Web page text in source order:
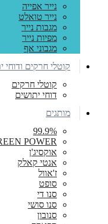
נייר אפייה
נייר טואלט
מגבות נייר
מפיות נייר
מגבוני אף
קוטלי חרקים ודוחי
קוטלי חרקים
דוחי יתושים
מותגים
99.9%
POWER
אוקסיג'ן
אנטי קאלק
ז'אוול
סופט
סנו די
סנו סושי
סנובון